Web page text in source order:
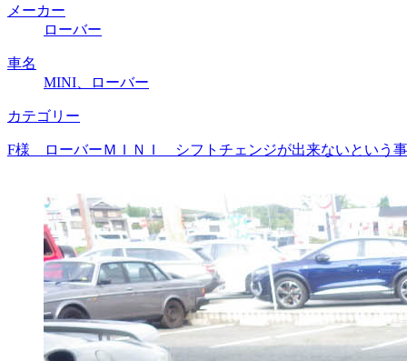
メーカー
ローバー
車名
MINI、ローバー
カテゴリー
F様 ローバーＭＩＮＩ シフトチェンジが出来ないという